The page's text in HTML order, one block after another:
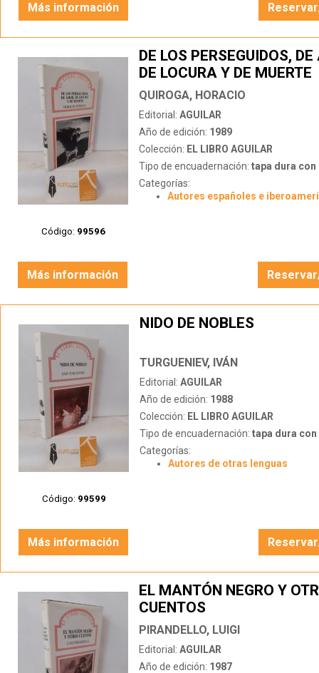
Más información
Código: 99596
DE LOS PERSEGUIDOS,
DE LOCURA Y DE MUERTE
(CUENTOS)
QUIROGA, HORACIO
Editorial: AGUILAR
Año de edición: 1989
Colección: EL LIBRO AGUILAR
Tipo de encuadernación: tapa dura con
Categorías:
Autores españoles e
Más información
Código: 99599
NIDO DE NOBLES
TURGUENIEV, IVÁN
Editorial: AGUILAR
Año de edición: 1988
Colección: EL LIBRO AGUILAR
Tipo de encuadernación: tapa dura con
Categorías:
Autores de otras lenguas
Más información
EL MANTÓN NEGRO Y
CUENTOS
PIRANDELLO, LUIGI
Editorial: AGUILAR
Año de edición: 1987